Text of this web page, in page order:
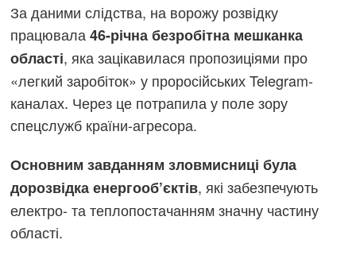
За даними слідства, на ворожу розвідку
працювала46-річна безробітна мешканка
області, яка зацікавилася пропозиціями про
«легкий заробіток» у проросійських Telegram-
каналах. Через це потрапила у поле зору
спецслужб країни-агресора.
Основним завданням зловмисниці була
дорозвідка енергооб’єктів, які забезпечують
електро- та теплопостачанням значну частину
області.